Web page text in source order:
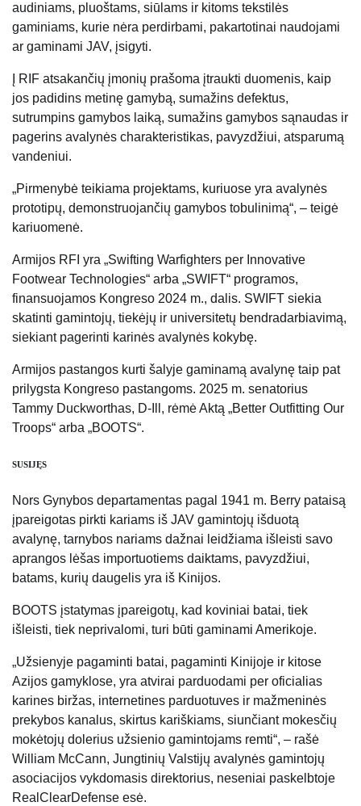
audiniams, pluoštams, siūlams ir kitoms tekstilės
gaminiams, kurie nėra perdirbami, pakartotinai naudojami
ar gaminami JAV, įsigyti.
Į RIF atsakančių įmonių prašoma įtraukti duomenis, kaip
jos padidins metinę gamybą, sumažins defektus,
sutrumpins gamybos laiką, sumažins gamybos sąnaudas ir
pagerins avalynės charakteristikas, pavyzdžiui, atsparumą
vandeniui.
„Pirmenybė teikiama projektams, kuriuose yra avalynės
prototipų, demonstruojančių gamybos tobulinimą“, – teigė
kariuomenė.
Armijos RFI yra „Swifting Warfighters per Innovative
Footwear Technologies“ arba „SWIFT“ programos,
finansuojamos Kongreso 2024 m., dalis. SWIFT siekia
skatinti gamintojų, tiekėjų ir universitetų bendradarbiavimą,
siekiant pagerinti karinės avalynės kokybę.
Armijos pastangos kurti šalyje gaminamą avalynę taip pat
prilygsta Kongreso pastangoms. 2025 m. senatorius
Tammy Duckworthas, D-Ill, rėmė Aktą „Better Outfitting Our
Troops“ arba „BOOTS“.
SUSIJĘS
Nors Gynybos departamentas pagal 1941 m. Berry pataisą
įpareigotas pirkti kariams iš JAV gamintojų išduotą
avalynę, tarnybos nariams dažnai leidžiama išleisti savo
aprangos lėšas importuotiems daiktams, pavyzdžiui,
batams, kurių daugelis yra iš Kinijos.
BOOTS įstatymas įpareigotų, kad koviniai batai, tiek
išleisti, tiek neprivalomi, turi būti gaminami Amerikoje.
„Užsienyje pagaminti batai, pagaminti Kinijoje ir kitose
Azijos gamyklose, yra atvirai parduodami per oficialias
karines biržas, internetines parduotuves ir mažmeninės
prekybos kanalus, skirtus kariškiams, siunčiant mokesčių
mokėtojų dolerius užsienio gamintojams remti“, – rašė
William McCann, Jungtinių Valstijų avalynės gamintojų
asociacijos vykdomasis direktorius, neseniai paskelbtoje
RealClearDefense esė.